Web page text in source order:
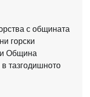
с общината
горски
Община
тазгодишното